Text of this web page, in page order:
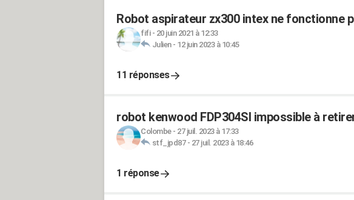
Robot aspirateur zx300 intex ne fonctionne
fifi- 20 juin 2021 à 12:33
Julien- 12 juin 2023 à 10:45
11 réponses
robot kenwood FDP304SI impossible à
Colombe- 27 juil. 2023 à 17:33
stf_jpd87- 27 juil. 2023 à 18:46
1 réponse